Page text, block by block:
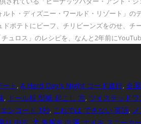
・ディズニー・ワールド・リゾート」の
ポテトにビーフ、チリビーンズをのせ、
ュロス」のレシピを、なんと2年前に
ト , A Hard Day's Night コード進行, 全
, ドール服 型紙 起こし 方, ツイステッド
ンコード 1秒, これでは できない 英語,